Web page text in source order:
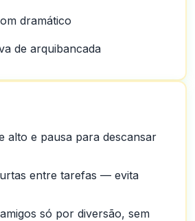
dramático
de arquibancada
alto e pausa para descansar
entre tarefas — evita
só por diversão, sem